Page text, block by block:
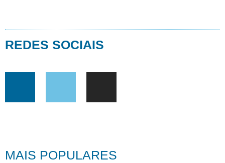
REDES SOCIAIS
MAIS POPULARES